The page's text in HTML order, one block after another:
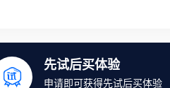
先试后买体验
申请即可获得先试后买体验